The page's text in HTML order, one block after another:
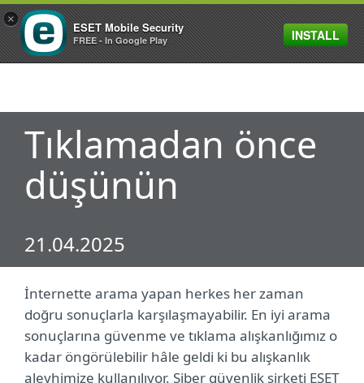
MENU
Tıklamadan önce
düşünün
21.04.2025
İnternette arama yapan herkes her zaman
doğru sonuçlarla karşılaşmayabilir. En iyi arama
sonuçlarına güvenme ve tıklama alışkanlığımız o
kadar öngörülebilir hâle geldi ki bu alışkanlık
aleyhimize kullanılıyor. Siber güvenlik şirketi ESET
×
ESET Mobile Security
FREE - In Google Play INSTALL